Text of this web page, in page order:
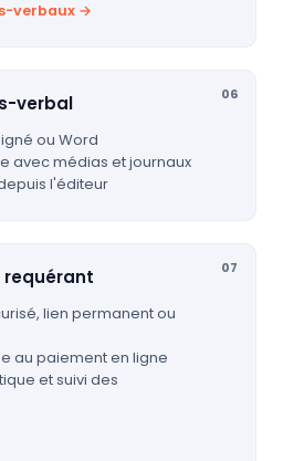
verbaux →
06
verbal
ou Word
avec médias et journaux
l'éditeur
07
requérant
lien permanent ou
au paiement en ligne
et suivi des